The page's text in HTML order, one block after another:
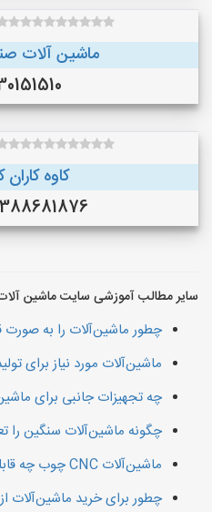
ماشین آلات
()
کاوه کاران
09388681876
سایر مطالب آموزشی سایت ماشین
چطور ماشین‌آلات را به
ماشین‌آلات مورد نیاز برای
چه تجهیزات جانبی برای
چگونه ماشین‌آلات سنگین را
ماشین‌آلات CNC چوب چه قابلیت‌هایی دارند
چطور برای خرید ماشین‌آلات